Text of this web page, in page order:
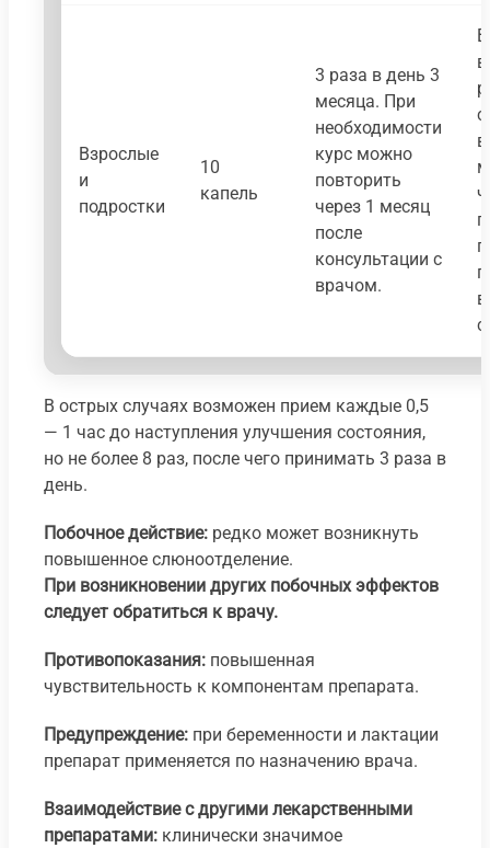
Взрослые
и
подростки
10
капель
3 раза в день 3
месяца. При
необходимости
курс можно
повторить
через 1 месяц
после
консультации с
врачом.
В острых случаях возможен прием каждые 0,5
— 1 час до наступления улучшения состояния,
но не более 8 раз, после чего принимать 3 раза в
день.
Побочное действие: редко может возникнуть
повышенное слюноотделение.
При возникновении других побочных эффектов
следует обратиться к врачу.
Противопоказания: повышенная
чувствительность к компонентам препарата.
Предупреждение: при беременности и лактации
препарат применяется по назначению врача.
Взаимодействие с другими лекарственными
препаратами: клинически значимое